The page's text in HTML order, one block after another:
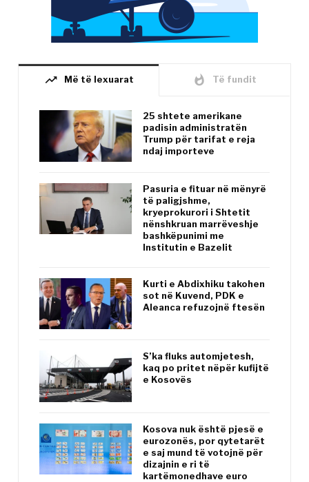
trending_up Më të lexuarat whatshot Të fundit
25 shtete amerikane
padisin administratën
Trump për tarifat e reja
ndaj importeve
Pasuria e fituar në mënyrë
të paligjshme,
kryeprokurori i Shtetit
nënshkruan marrëveshje
bashkëpunimi me
Institutin e Bazelit
Kurti e Abdixhiku takohen
sot në Kuvend, PDK e
Aleanca refuzojnë ftesën
S’ka fluks automjetesh,
kaq po pritet nëpër kufijtë
e Kosovës
Kosova nuk është pjesë e
eurozonës, por qytetarët
e saj mund të votojnë për
dizajnin e ri të
kartëmonedhave euro